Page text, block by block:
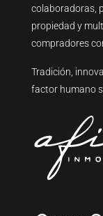
colaboradoras,
propiedad y
compradores
Tradición,
factor humano